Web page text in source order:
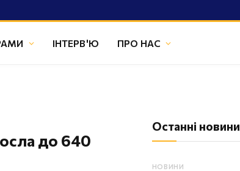
ІНТЕРВ'Ю ПРО НАС
до 640
Останні новини
НОВИНИ